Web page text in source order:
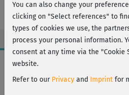
Marcels Step
Workout Facts
intermediate
You can also change your
clicking on "Select references" to
types of cookies we use, the
process your personal information.
consent at any time via the "Cookie
website.
Refer to our Privacy and Imprint for